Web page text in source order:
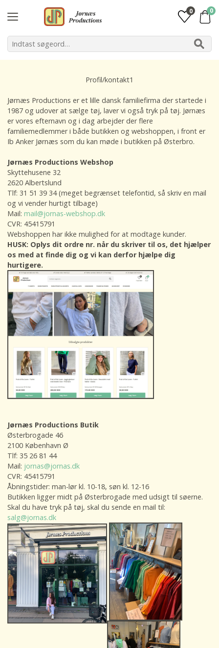
0 0
Profil/kontakt1
Jørnæs Productions er et lille dansk familiefirma der startede i
1987 og udover at sælge tøj, laver vi også tryk på tøj. Jørnæs
er vores efternavn og i dag arbejder der flere
familiemedlemmer i både butikken og webshoppen, i front er
Ib Anker Jørnæs som du kan møde i butikken på Østerbro.
Jørnæs Productions Webshop
Skyttehusene 32
2620 Albertslund
Tlf: 31 51 39 34 (meget begrænset telefontid, så skriv en mail
og vi vender hurtigt tilbage)
Mail: mail@jornas-webshop.dk
CVR: 45415791
Webshoppen har ikke mulighed for at modtage kunder.
HUSK: Oplys dit ordre nr. når du skriver til os, det hjælper
os med at finde dig og vi kan derfor hjælpe dig
hurtigere.
Jørnæs Productions Butik
Østerbrogade 46
2100 København Ø
Tlf: 35 26 81 44
Mail: jornas@jornas.dk
CVR: 45415791
Åbningstider: man-lør kl. 10-18, søn kl. 12-16
Butikken ligger midt på Østerbrogade med udsigt til søerne.
Skal du have tryk på tøj, skal du sende en mail til:
salg@jornas.dk